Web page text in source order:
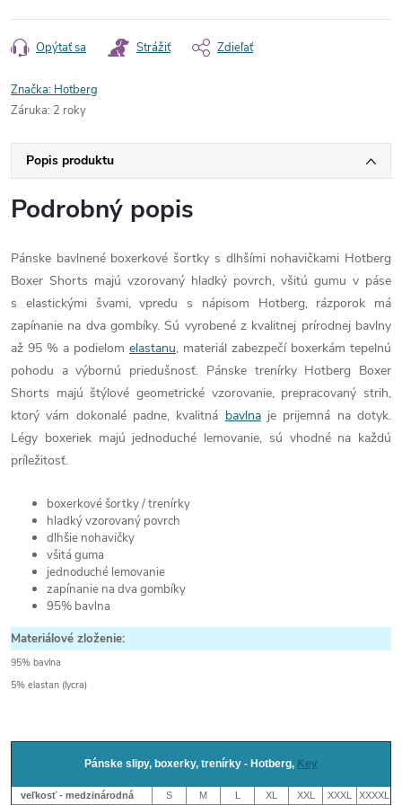
Opýtať sa Strážiť Zdieľať
Značka: Hotberg
Záruka: 2 roky
Popis produktu
Podrobný popis
Pánske bavlnené boxerkové šortky s dlhšími nohavičkami Hotberg
Boxer Shorts majú vzorovaný hladký povrch, všitú gumu v páse
s elastickými švami, vpredu s nápisom Hotberg, rázporok má
zapínanie na dva gombíky. Sú vyrobené z kvalitnej prírodnej bavlny
až 95 % a podielom elastanu, materiál zabezpečí boxerkám tepelnú
pohodu a výbornú priedušnosť. Pánske trenírky Hotberg Boxer
Shorts majú štýlové geometrické vzorovanie, prepracovaný strih,
ktorý vám dokonalé padne, kvalitná bavlnaje prijemná na dotyk.
Légy boxeriek majú jednoduché lemovanie, sú vhodné na každú
príležitosť.
boxerkové šortky / trenírky
hladký vzorovaný povrch
dlhšie nohavičky
všitá guma
jednoduché lemovanie
zapínanie na dva gombíky
95% bavlna
Materiálové zloženie:
95% bavlna
5% elastan (lycra)
Pánske slipy, boxerky, trenírky - Hotberg, Key
veľkosť - medzinárodná S M L XL XXL XXXL XXXXL